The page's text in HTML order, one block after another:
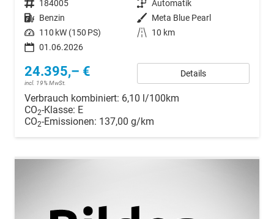
Fahrzeugnr. 184005 Getriebe Automatik
Kraftstoff Benzin Außenfarbe Meta Blue Pearl
Leistung 110 kW (150 PS) Kilometerstand
10 km
01.06.2026
24.395,– €
incl. 19% MwSt.
Details
Verbrauch kombiniert: 6,10 l/100km
CO2-Klasse: E
CO2-Emissionen: 137,00 g/km